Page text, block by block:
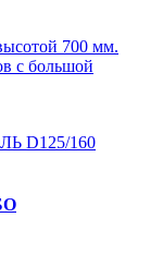
700 мм.
с большой